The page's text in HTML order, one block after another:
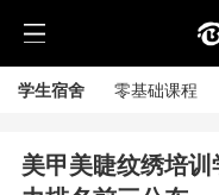
学生宿舍 零基础课程
美甲美睫纹绣培